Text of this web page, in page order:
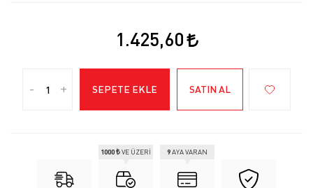
1.425,60
- + SEPETE EKLE SATIN AL
1000 ₺VE ÜZERİ 9AYA VARAN